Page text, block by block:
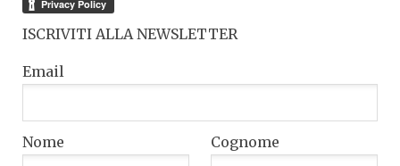
ISCRIVITI ALLA NEWSLETTER
Email
Nome Cognome